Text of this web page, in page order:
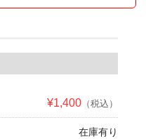
¥1,400 （税込）
在庫有り